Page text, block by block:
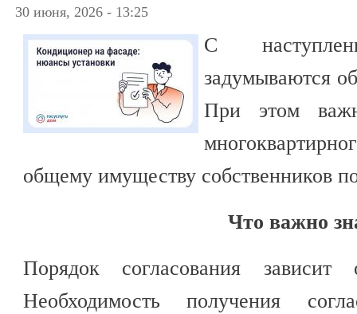
30 июня, 2026 - 13:25
С
задумываются
При этом
общему имуществу собственников
Что важно
Порядок согласования
Необходимость получения